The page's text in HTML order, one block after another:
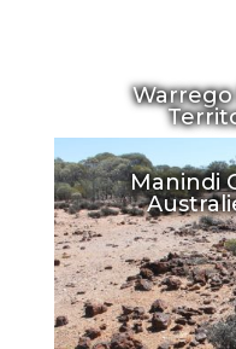
Warrego
Manindi